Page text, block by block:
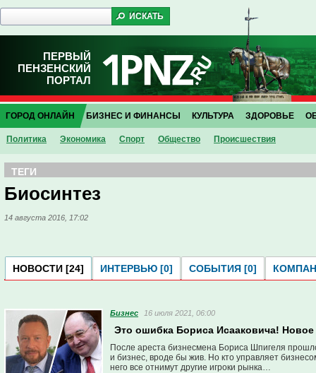
ПЕРВЫЙ
ПЕНЗЕНСКИЙ
ПОРТАЛ
ГОРОД ОНЛАЙН
Политика Экономика Спорт Общество Проиcшествия
БИЗНЕС И ФИНАНСЫ КУЛЬТУРА ЗДОРОВЬЕ
ТЕГИ
Биосинтез
14 августа 2016, 17:02
НОВОСТИ [24] ИНТЕРВЬЮ [0] СОБЫТИЯ [0]
Бизнес 16 июля 2021, 06:00
Это ошибка Бориса Исааковича!
После ареста бизнесмена Бориса Шпигеля
и бизнес, вроде бы жив. Но кто управляет
него все отнимут другие игроки рынка…